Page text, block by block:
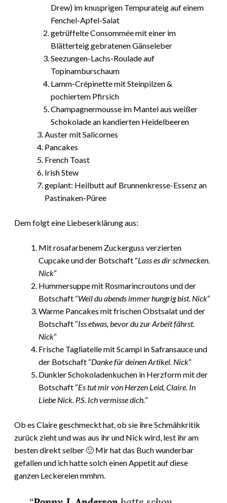
Drew) im knusprigen Tempurateig auf einem
Fenchel-Apfel-Salat
getrüffelte Consommée mit einer im
Blätterteig gebratenen Gänseleber
Seezungen-Lachs-Roulade auf
Topinamburschaum
Lamm-Crépinette mit Steinpilzen &
pochiertem Pfirsich
Champagnermousse im Mantel aus weißer
Schokolade an kandierten Heidelbeeren
Auster mit Salicornes
Pancakes
French Toast
Irish Stew
geplant: Heilbutt auf Brunnenkresse-Essenz an
Pastinaken-Püree
Dem folgt eine Liebeserklärung aus:
Mit rosafarbenem Zuckerguss verzierten
Cupcake und der Botschaft “Lass es dir schmecken.
Nick“
Hummersuppe mit Rosmarincroutons und der
Botschaft “Weil du abends immer hungrig bist. Nick“
Warme Pancakes mit frischen Obstsalat und der
Botschaft “Iss etwas, bevor du zur Arbeit fährst.
Nick“
Frische Tagliatelle mit Scampi in Safransauce und
der Botschaft “Danke für deinen Artikel. Nick“
Dunkler Schokoladenkuchen in Herzform mit der
Botschaft “Es tut mir von Herzen Leid, Claire. In
Liebe Nick. P.S. Ich vermisse dich.“
Ob es Claire geschmeckt hat, ob sie ihre Schmähkritik
zurück zieht und was aus ihr und Nick wird, lest ihr am
besten direkt selber 🙂 Mir hat das Buch wunderbar
gefallen und ich hatte solch einen Appetit auf diese
ganzen Leckereien mmhm.